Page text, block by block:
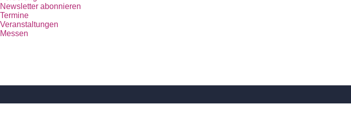
Newsletter abonnieren
Termine
Veranstaltungen
Messen